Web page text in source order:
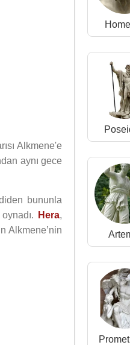
Alkmene'e
aynı gece
bununla
Hera,
Alkmene’nin